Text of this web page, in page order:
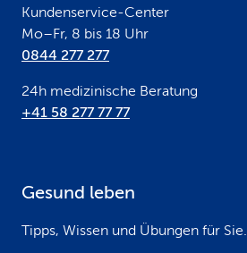
Kundenservice-Center
Mo–Fr, 8 bis 18 Uhr
0844 277 277
24h medizinische Beratung
+41 58 277 77 77
Gesund leben
Tipps, Wissen und Übungen für Sie.